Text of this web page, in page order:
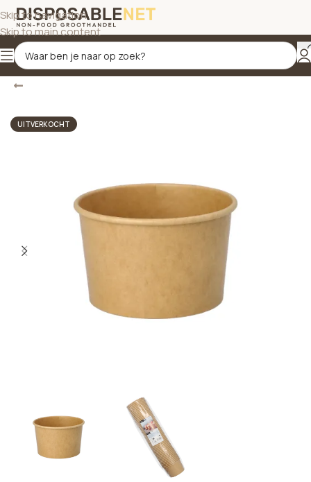
Skip to navigation
Skip to main content
Terug Home/IJs- en snackbekers
UITVERKOCHT